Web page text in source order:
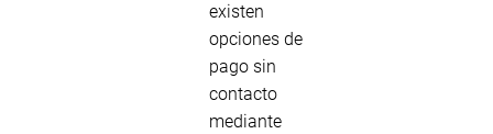
existen
opciones de
pago sin
contacto
mediante